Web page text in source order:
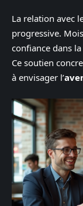
La relation avec
progressive.
confiance dans
Ce soutien
à envisager l’